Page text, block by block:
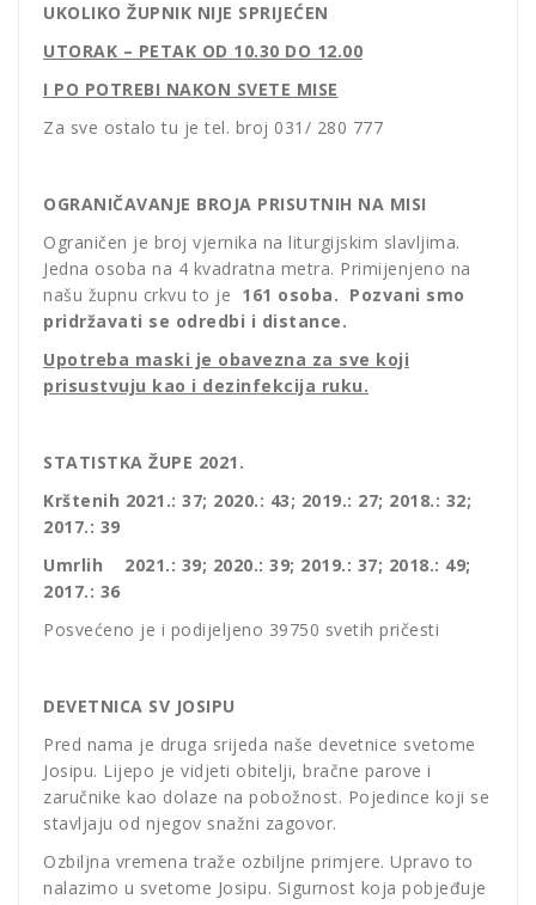
UKOLIKO ŽUPNIK NIJE SPRIJEĆEN
UTORAK – PETAK OD 10.30 DO 12.00
I PO POTREBI NAKON SVETE MISE
Za sve ostalo tu je tel. broj 031/ 280 777
OGRANIČAVANJE BROJA PRISUTNIH NA MISI
Ograničen je broj vjernika na liturgijskim slavljima.
Jedna osoba na 4 kvadratna metra. Primijenjeno na
našu župnu crkvu to je 161 osoba. Pozvani smo
pridržavati se odredbi i distance.
Upotreba maski je obavezna za sve koji
prisustvuju kao i dezinfekcija ruku.
STATISTKA ŽUPE 2021.
Krštenih 2021.: 37; 2020.: 43; 2019.: 27; 2018.: 32;
2017.: 39
Umrlih 2021.: 39; 2020.: 39; 2019.: 37; 2018.: 49;
2017.: 36
Posvećeno je i podijeljeno 39750 svetih pričesti
DEVETNICA SV JOSIPU
Pred nama je druga srijeda naše devetnice svetome
Josipu. Lijepo je vidjeti obitelji, bračne parove i
zaručnike kao dolaze na pobožnost. Pojedince koji se
stavljaju od njegov snažni zagovor.
Ozbiljna vremena traže ozbiljne primjere. Upravo to
nalazimo u svetome Josipu. Sigurnost koja pobjeđuje